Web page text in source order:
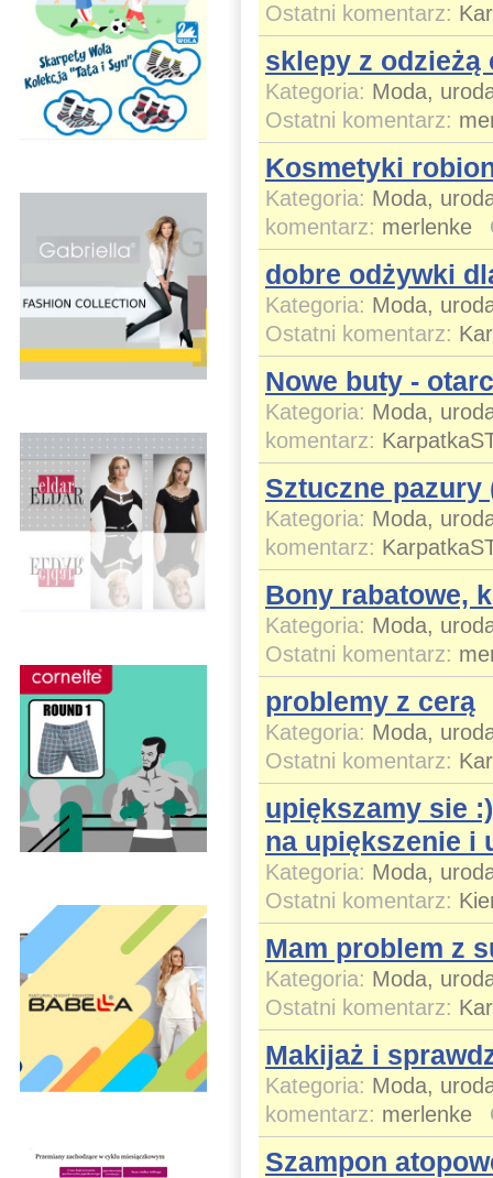
Ostatni komentarz:
sklepy z odzieżą
Kategoria: Moda,
Ostatni komentarz:
Kosmetyki
Kategoria: Moda,
komentarz: merlenke
dobre odżywki
Kategoria: Moda,
Ostatni komentarz:
Nowe buty -
Kategoria: Moda,
komentarz:
Sztuczne pazury
Kategoria: Moda,
komentarz:
Bony rabatowe,
Kategoria: Moda,
Ostatni komentarz:
problemy z cerą
Kategoria: Moda,
Ostatni komentarz:
upiększamy sie
na upiększenie i
Kategoria: Moda,
Ostatni komentarz:
Mam problem z
Kategoria: Moda,
Ostatni komentarz:
Makijaż i
Kategoria: Moda,
komentarz: merlenke
Szampon